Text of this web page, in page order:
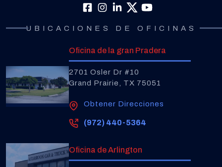
UBICACIONES DE OFICINAS
Oficina de la gran Pradera
2701 Osler Dr #10
Grand Prairie, TX 75051
Obtener Direcciones
(972) 440-5364
Oficina de Arlington